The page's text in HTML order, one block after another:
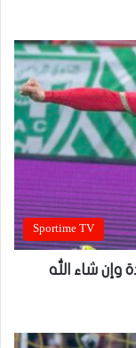
Sportime TV
وإن شاء الله